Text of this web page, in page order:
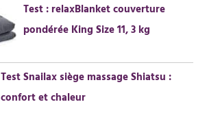
Test : relaxBlanket couverture
pondérée King Size 11, 3 kg
Test Snailax siège massage Shiatsu :
confort et chaleur